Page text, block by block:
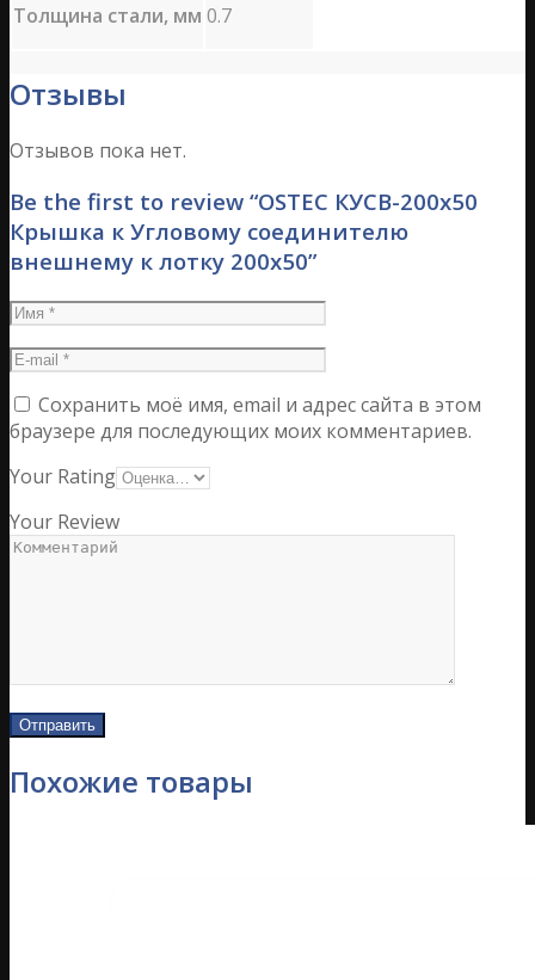
Толщина стали, мм 0.7
Отзывы
Отзывов пока нет.
Be the first to review “OSTEC КУСВ-200х50
Крышка к Угловому соединителю
внешнему к лотку 200х50”
Сохранить моё имя, email и адрес сайта в этом
браузере для последующих моих комментариев.
Your Rating
Your Review
Похожие товары